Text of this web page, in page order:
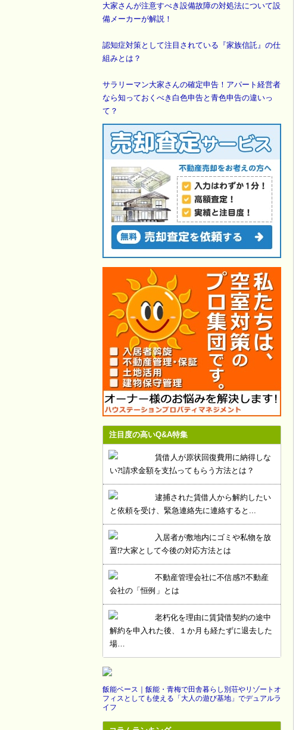
大家さんが注意すべき設備故障の対処法について設
備メーカーが解説！
認知症対策として注目されている『家族信託』の仕
組みとは？
サラリーマン大家さんの確定申告！アパート経営者
なら知っておくべき白色申告と青色申告の違いっ
て？
注目度の高いQ&A特集
賃借人が原状回復費用に納得しな
い⁈請求金額を支払ってもらう方法とは？
逮捕された賃借人から解約したい
と依頼を受け、緊急連絡先に連絡すると...
入居者が敷地内にゴミや私物を放
置⁉大家として今後の対応方法とは
不動産管理会社に不信感⁈不動産
会社の「恒例」とは
老朽化を理由に賃貸借契約の途中
解約を申入れた後、１か月も経たずに退去した
場…
飯能ベース｜飯能・青梅で田舎暮らし別荘やリゾートオ
フィスとしても使える「大人の遊び基地」でデュアルラ
イフ